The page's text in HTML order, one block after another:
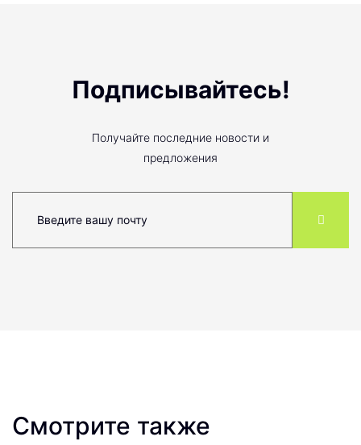
Подписывайтесь!
Получайте последние новости и
предложения
Смотрите также